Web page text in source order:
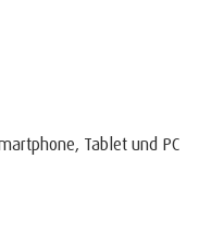
Tablet und PC